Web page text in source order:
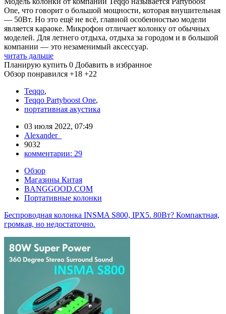
One, что говорит о большой мощности, которая внушительная
— 50Вт. Но это ещё не всё, главной особенностью модели
является караоке. Микрофон отличает колонку от обычных
моделей. Для летнего отдыха, отдыха за городом и в большой
компании — это незаменимый аксессуар.
читать дальше
Планирую купить 0 Добавить в избранное
Обзор понравился +18 +22
Teqqo,
Teqqo Partyboost One,
портативная акустика
03 июля 2022, 07:49
Alexander_
9032
комментарии: 29
Обзор
Магазины Китая
BANGGOOD.COM
Портативные колонки
Беспроводная колонка INSMA S800, IPX5. 80Вт? Компактная,
громкая, но недостаточно.